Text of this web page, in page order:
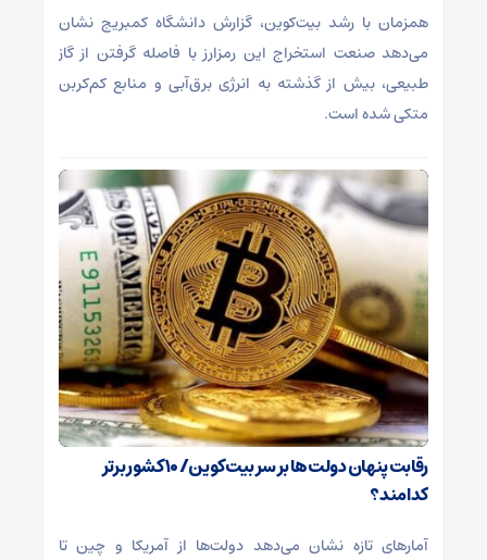
همزمان با رشد بیت‌کوین، گزارش دانشگاه کمبریج نشان
می‌دهد صنعت استخراج این رمزارز با فاصله گرفتن از گاز
طبیعی، بیش از گذشته به انرژی برق‌آبی و منابع کم‌کربن
متکی شده است.
رقابت پنهان دولت‌ها بر سر بیت‌کوین/ ۱۰ کشور برتر
کدامند؟
آمارهای تازه نشان می‌دهد دولت‌ها از آمریکا و چین تا